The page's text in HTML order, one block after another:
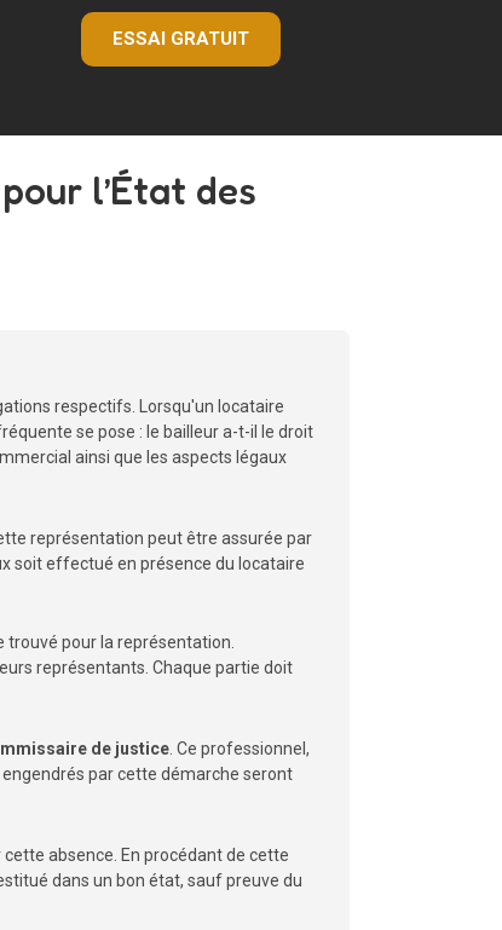
ESSAI GRATUIT
l’État des
respectifs. Lorsqu'un locataire
se pose : le bailleur a-t-il le droit
ainsi que les aspects légaux
représentation peut être assurée par
soit effectué en présence du locataire
trouvé pour la représentation.
représentants. Chaque partie doit
de justice . Ce professionnel,
par cette démarche seront
absence. En procédant de cette
dans un bon état, sauf preuve du